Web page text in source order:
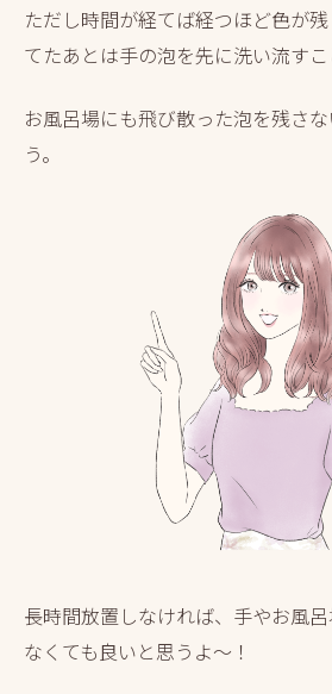
ただし時間が経てば経つほど色が
てたあとは手の泡を先に洗い流すこ
お風呂場にも飛び散った泡を残さ
う。
長時間放置しなければ、手やお風
なくても良いと思うよ～！